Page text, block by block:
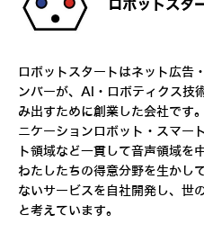
ロボットスタ
ロボットスタートはネット広告
ンバーが、AI・ロボティクス技
み出すために創業した会社で
ニケーションロボット・スマー
ト領域など一貫して音声領域を
わたしたちの得意分野を生かし
ないサービスを自社開発し、世
と考えています。